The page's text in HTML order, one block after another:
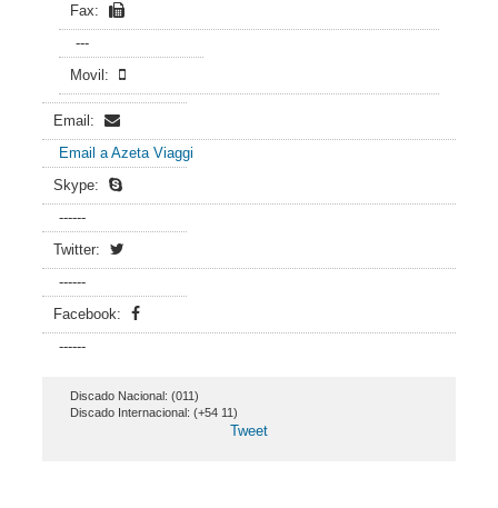
Fax:
---
Movil:
Email:
Email a Azeta Viaggi
Skype:
------
Twitter:
------
Facebook:
------
Discado Nacional: (011)
Discado Internacional: (+54 11)
Tweet